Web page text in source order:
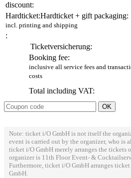
discount:
Hardticket:Hardticket + gift packaging:
incl. printing and shipping
:
Ticketversicherung:
Booking fee:
inclusive all service fees and
costs
Total including VAT:
Note: ticket i/O GmbH is not itself the
event is carried out by the organizer, who is
ticket i/O GmbH merely arranges the tickets
organizer is 11th Floor Event- &
Furthermore, ticket i/O GmbH arranges
GmbH.